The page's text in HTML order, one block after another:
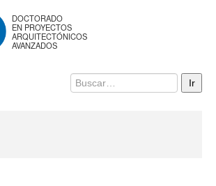
DOCTORADO
EN PROYECTOS
ARQUITECTÓNICOS
AVANZADOS